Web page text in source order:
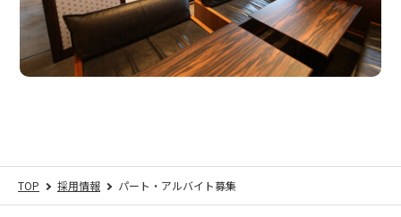
TOP 採用情報 パート・アルバイト募集